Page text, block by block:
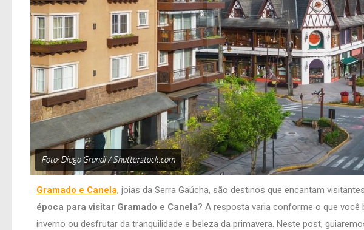
Foto: Diego Grandi / Shutterstock.com
Gramado e Canela, joias da Serra Gaúcha, são destinos que encantam
época para visitar Gramado e Canela? A resposta varia conforme o que
inverno ou desfrutar da tranquilidade e beleza da primavera. Neste post,